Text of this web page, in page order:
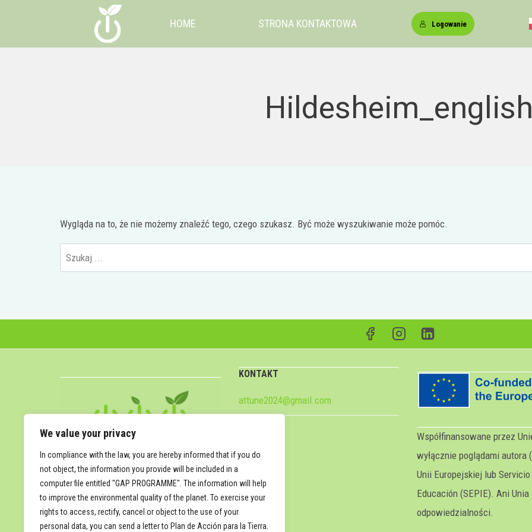
We value your privacy
In compliance with the law, you are hereby informed that if you do
not object, the information you provide will be included in a
computer file entitled "GAP PROGRAMME". The information will help
to improve the environmental quality of the planet. To exercise your
rights to access, rectify, cancel or object to the use of your
personal data, you can send a letter to Plan de Acción para la Tierra.
treści
HOME STRONA KONTAKTOWA Logowanie
Hildesheim_english
Wygląda na to, że nie możemy znaleźć tego, czego szukasz. Być może wyszukiwanie może pomóc.
Wyszukaj:
KONTAKT
attune2024@gmail.com
Współfinansowane przez
wyłącznie poglądami
Unii Europejskiej lub
Educación (SEPIE). Ani
odpowiedzialności.